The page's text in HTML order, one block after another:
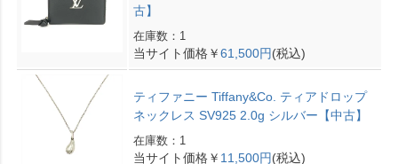
古】
在庫数：1
当サイト価格￥61,500円(税込)
ティファニー Tiffany&Co. ティアドロップ
ネックレス SV925 2.0g シルバー【中古】
在庫数：1
当サイト価格￥ 11,500円(税込)